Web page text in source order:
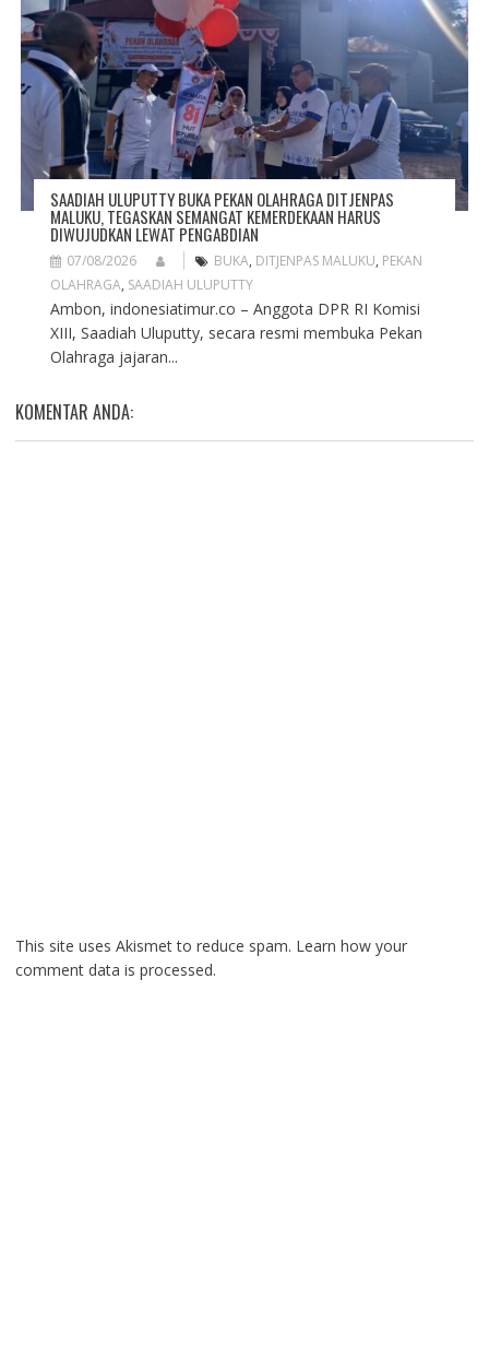
SAADIAH ULUPUTTY BUKA PEKAN OLAHRAGA DITJENPAS
MALUKU, TEGASKAN SEMANGAT KEMERDEKAAN HARUS
DIWUJUDKAN LEWAT PENGABDIAN
07/08/2026 BUKA, DITJENPAS MALUKU, PEKAN
OLAHRAGA, SAADIAH ULUPUTTY
Ambon, indonesiatimur.co – Anggota DPR RI Komisi
XIII, Saadiah Uluputty, secara resmi membuka Pekan
Olahraga jajaran...
KOMENTAR ANDA:
This site uses Akismet to reduce spam. Learn how your
comment data is processed.